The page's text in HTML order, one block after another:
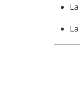
La
La